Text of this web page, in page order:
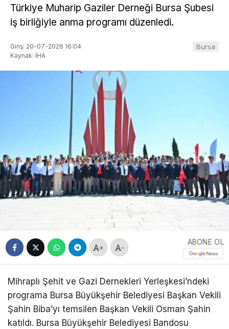
Türkiye Muharip Gaziler Derneği Bursa Şubesi
iş birliğiyle anma programı düzenledi.
Giriş: 20-07-2026 16:04
Kaynak: İHA
Bursa
+ -
ABONE OL
Mihraplı Şehit ve Gazi Dernekleri Yerleşkesi’ndeki
programa Bursa Büyükşehir Belediyesi Başkan Vekili
Şahin Biba’yı temsilen Başkan Vekili Osman Şahin
katıldı. Bursa Büyükşehir Belediyesi Bandosu